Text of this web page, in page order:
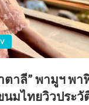
ตาลี” พามูฯ พา
นมไทยวิวประ